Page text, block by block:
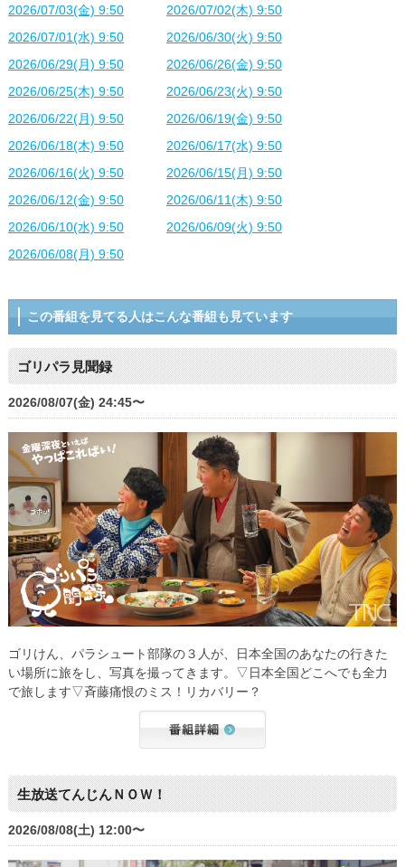
2026/07/03(金) 9:50
2026/07/02(木) 9:50
2026/07/01(水) 9:50
2026/06/30(火) 9:50
2026/06/29(月) 9:50
2026/06/26(金) 9:50
2026/06/25(木) 9:50
2026/06/23(火) 9:50
2026/06/22(月) 9:50
2026/06/19(金) 9:50
2026/06/18(木) 9:50
2026/06/17(水) 9:50
2026/06/16(火) 9:50
2026/06/15(月) 9:50
2026/06/12(金) 9:50
2026/06/11(木) 9:50
2026/06/10(水) 9:50
2026/06/09(火) 9:50
2026/06/08(月) 9:50
この番組を見てる人はこんな番組も見ています
ゴリパラ見聞録
2026/08/07(金) 24:45〜
ゴリけん、パラシュート部隊の３人が、日本全国のあなたの行きた
い場所に旅をし、写真を撮ってきます。▽日本全国どこへでも全力
で旅します▽斉藤痛恨のミス！リカバリー？
生放送てんじんＮＯＷ！
2026/08/08(土) 12:00〜